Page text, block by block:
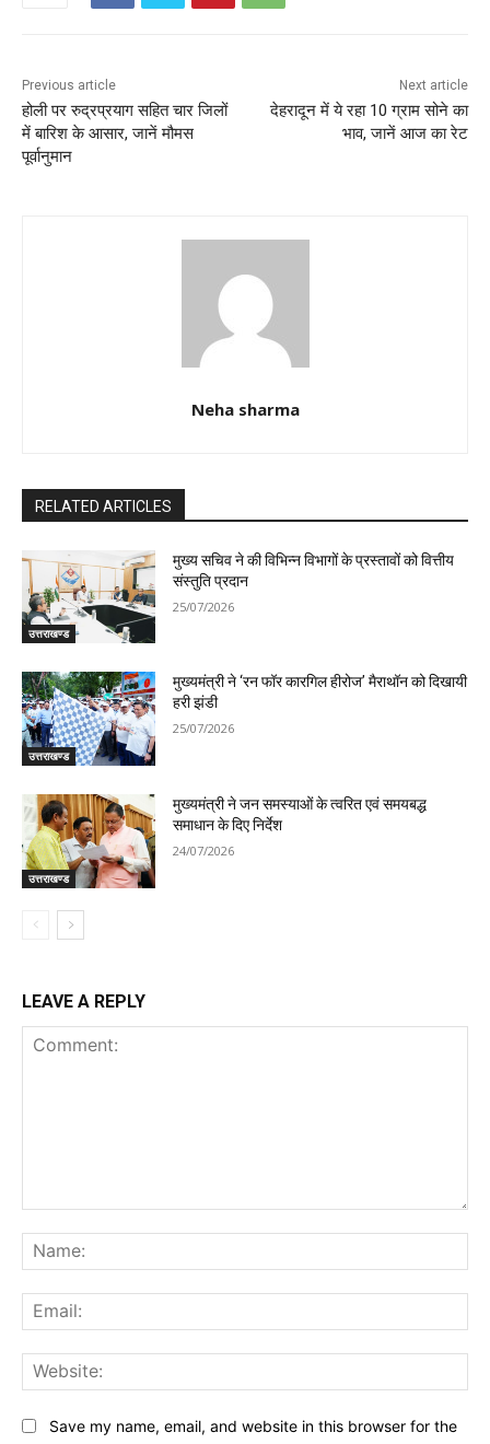
k
p
Previous article
होली पर रुद्रप्रयाग सहित चार जिलों
में बारिश के आसार, जानें मौमस
पूर्वानुमान
Next article
देहरादून में ये रहा 10 ग्राम सोने का
भाव, जानें आज का रेट
Neha sharma
RELATED ARTICLES
उत्तराखण्ड
मुख्य सचिव ने की विभिन्न विभागों के प्रस्तावों को वित्तीय
संस्तुति प्रदान
25/07/2026
उत्तराखण्ड
मुख्यमंत्री ने ‘रन फॉर कारगिल हीरोज’ मैराथॉन को दिखायी
हरी झंडी
25/07/2026
उत्तराखण्ड
मुख्यमंत्री ने जन समस्याओं के त्वरित एवं समयबद्ध
समाधान के दिए निर्देश
24/07/2026
LEAVE A REPLY
Save my name, email, and website in this browser for the